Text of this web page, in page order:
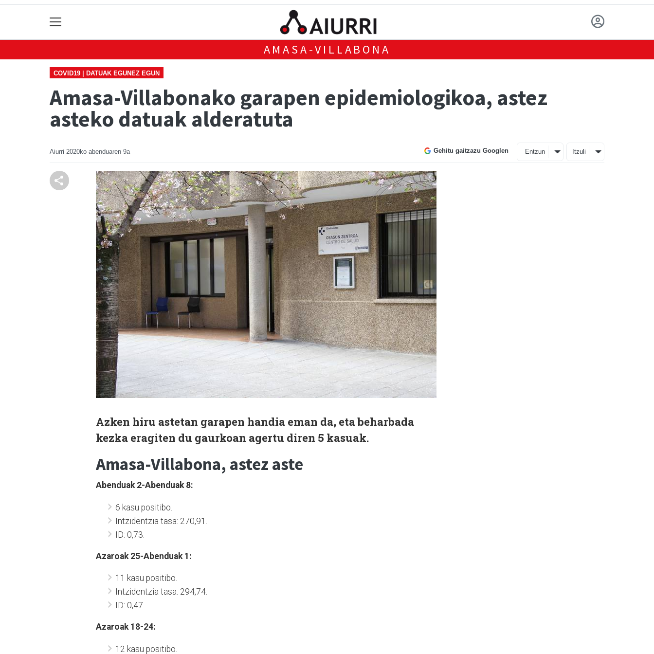
AMASA-VILLABONA
COVID19 | DATUAK EGUNEZ EGUN
Amasa-Villabonako garapen epidemiologikoa, astez
asteko datuak alderatuta
Aiurri 2020ko abenduaren 9a Gehitu gaitzazu Googlen Entzun Itzuli
Azken hiru astetan garapen handia eman da, eta beharbada
kezka eragiten du gaurkoan agertu diren 5 kasuak.
Amasa-Villabona, astez aste
Abenduak 2-Abenduak 8:
6 kasu positibo.
Intzidentzia tasa: 270,91.
ID: 0,73.
Azaroak 25-Abenduak 1:
11 kasu positibo.
Intzidentzia tasa: 294,74.
ID: 0,47.
Azaroak 18-24:
12 kasu positibo.